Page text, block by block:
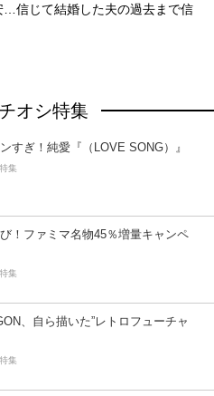
…信じて結婚した夫の過去まで信
オシ特集
すぎ！純愛『（LOVE SONG）』
集
！ファミマ名物45％増量キャンペ
集
、自ら描いた”レトロフューチャ
集